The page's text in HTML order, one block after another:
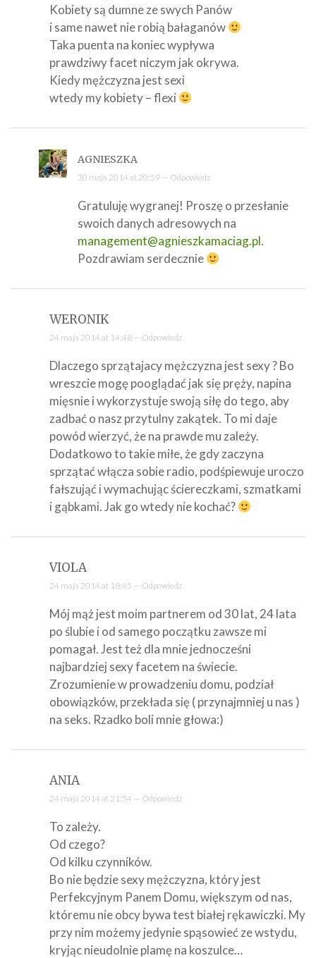
Kobiety są dumne ze swych Panów
i same nawet nie robią bałaganów
Taka puenta na koniec wypływa
prawdziwy facet niczym jak okrywa.
Kiedy mężczyzna jest sexi
wtedy my kobiety – flexi
AGNIESZKA
30 maja 2014 at 20:59 — Odpowiedz
Gratuluję wygranej! Proszę o przesłanie
swoich danych adresowych na
management@agnieszkamaciag.pl.
Pozdrawiam serdecznie
WERONIK
24 maja 2014 at 14:48 — Odpowiedz
Dlaczego sprzątajacy mężczyzna jest sexy ? Bo
wreszcie mogę pooglądać jak się pręży, napina
mięsnie i wykorzystuje swoją siłę do tego, aby
zadbać o nasz przytulny zakątek. To mi daje
powód wierzyć, że na prawde mu zależy.
Dodatkowo to takie miłe, że gdy zaczyna
sprzątać włącza sobie radio, podśpiewuje uroczo
fałszująć i wymachując ściereczkami, szmatkami
i gąbkami. Jak go wtedy nie kochać?
VIOLA
24 maja 2014 at 18:45 — Odpowiedz
Mój mąż jest moim partnerem od 30 lat, 24 lata
po ślubie i od samego początku zawsze mi
pomagał. Jest też dla mnie jednocześni
najbardziej sexy facetem na świecie.
Zrozumienie w prowadzeniu domu, podział
obowiązków, przekłada się ( przynajmniej u nas )
na seks. Rzadko boli mnie głowa:)
ANIA
24 maja 2014 at 21:54 — Odpowiedz
To zależy.
Od czego?
Od kilku czynników.
Bo nie będzie sexy mężczyzna, który jest
Perfekcyjnym Panem Domu, większym od nas,
któremu nie obcy bywa test białej rękawiczki. My
przy nim możemy jedynie spąsowieć ze wstydu,
kryjąc nieudolnie plamę na koszulce…